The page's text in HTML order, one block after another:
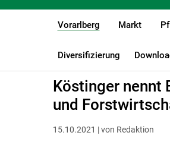
Vorarlberg
(current)1
Markt
Diversifizierung
LK Vorarlberg Vorarlberg
Köstinger nennt
und
15.10.2021 | von Redaktion